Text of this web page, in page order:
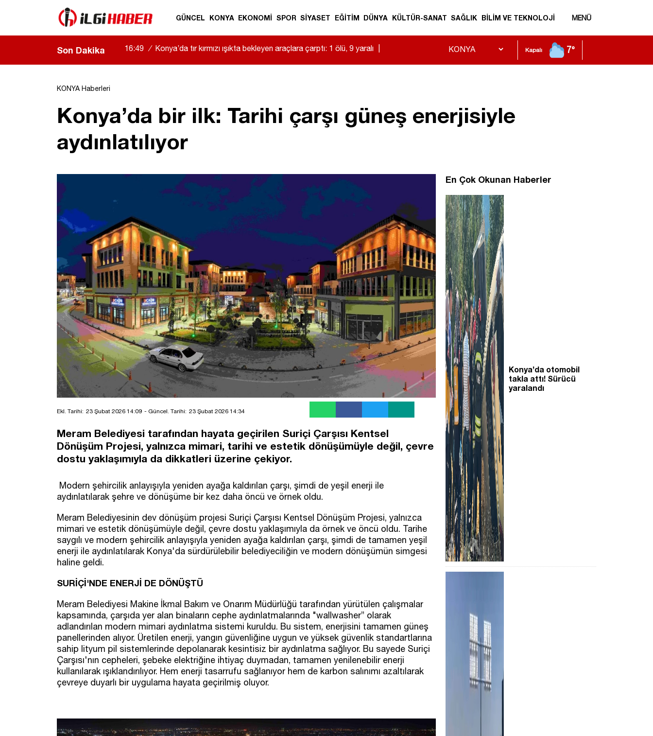
GÜNCEL KONYA EKONOMİ SPOR SİYASET EĞİTİM DÜNYA KÜLTÜR-SANAT SAĞLIK BİLİM VE TEKNOLOJİ MENÜ
Son Dakika 16:49 / Konya’da tır kırmızı ışıkta bekleyen araçlara çarptı: 1 ölü, 9 yaralı Kapalı 7°
KONYA Haberleri
Konya’da bir ilk: Tarihi çarşı güneş enerjisiyle
aydınlatılıyor
Ekl. Tarihi: 23 Şubat 2026 14:09 - Güncel. Tarihi: 23 Şubat 2026 14:34
Meram Belediyesi tarafından hayata geçirilen Suriçi Çarşısı Kentsel
Dönüşüm Projesi, yalnızca mimari, tarihi ve estetik dönüşümüyle değil, çevre
dostu yaklaşımıyla da dikkatleri üzerine çekiyor.
Modern şehircilik anlayışıyla yeniden ayağa kaldırılan çarşı, şimdi de yeşil enerji ile
aydınlatılarak şehre ve dönüşüme bir kez daha öncü ve örnek oldu.
Meram Belediyesinin dev dönüşüm projesi Suriçi Çarşısı Kentsel Dönüşüm Projesi, yalnızca
mimari ve estetik dönüşümüyle değil, çevre dostu yaklaşımıyla da örnek ve öncü oldu. Tarihe
saygılı ve modern şehircilik anlayışıyla yeniden ayağa kaldırılan çarşı, şimdi de tamamen yeşil
enerji ile aydınlatılarak Konya'da sürdürülebilir belediyeciliğin ve modern dönüşümün simgesi
haline geldi.
SURİÇİ'NDE ENERJİ DE DÖNÜŞTÜ
Meram Belediyesi Makine İkmal Bakım ve Onarım Müdürlüğü tarafından yürütülen çalışmalar
kapsamında, çarşıda yer alan binaların cephe aydınlatmalarında "wallwasher” olarak
adlandırılan modern mimari aydınlatma sistemi kuruldu. Bu sistem, enerjisini tamamen güneş
panellerinden alıyor. Üretilen enerji, yangın güvenliğine uygun ve yüksek güvenlik standartlarına
sahip lityum pil sistemlerinde depolanarak kesintisiz bir aydınlatma sağlıyor. Bu sayede Suriçi
Çarşısı'nın cepheleri, şebeke elektriğine ihtiyaç duymadan, tamamen yenilenebilir enerji
kullanılarak ışıklandırılıyor. Hem enerji tasarrufu sağlanıyor hem de karbon salınımı azaltılarak
çevreye duyarlı bir uygulama hayata geçirilmiş oluyor.
En Çok Okunan Haberler
Konya’da otomobil
takla attı! Sürücü
yaralandı